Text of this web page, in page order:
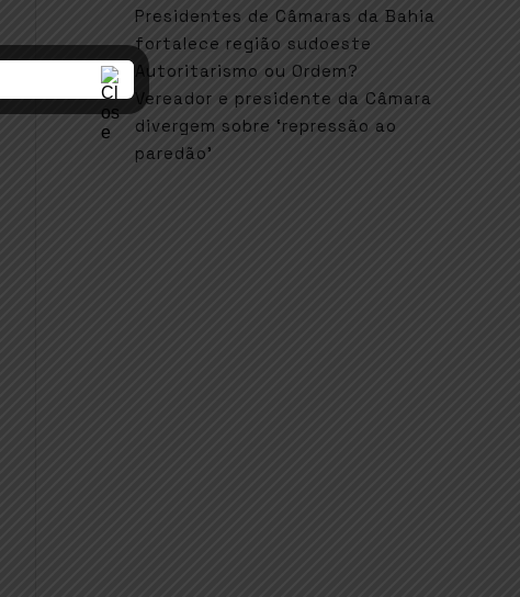
Presidentes de Câmaras da Bahia
fortalece região sudoeste
Autoritarismo ou Ordem?
Vereador e presidente da Câmara
divergem sobre ‘repressão ao
paredão’